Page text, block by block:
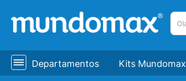
Departamentos Kits Mundomax